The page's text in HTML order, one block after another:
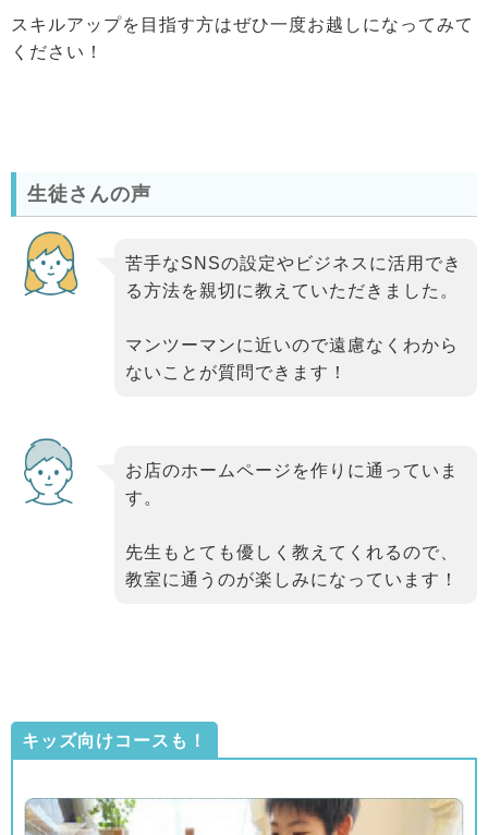
スキルアップを目指す方はぜひ一度お越しになってみて
ください！
生徒さんの声
苦手なSNSの設定やビジネスに活用でき
る方法を親切に教えていただきました。
マンツーマンに近いので遠慮なくわから
ないことが質問できます！
お店のホームページを作りに通っていま
す。
先生もとても優しく教えてくれるので、
教室に通うのが楽しみになっています！
キッズ向けコースも！